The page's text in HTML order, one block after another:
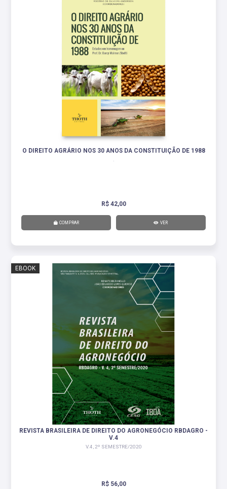
O DIREITO AGRÁRIO NOS 30 ANOS DA CONSTITUIÇÃO DE 1988
.
R$ 42,00
COMPRAR VER
EBOOK
REVISTA BRASILEIRA DE DIREITO DO AGRONEGÓCIO RBDAGRO -
V.4
V.4, 2º SEMESTRE/2020
R$ 56,00